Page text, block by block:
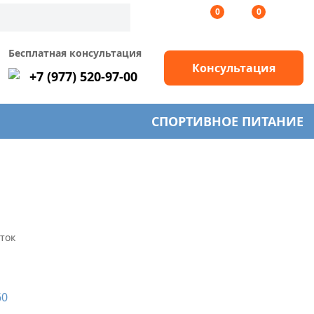
0 0
Бесплатная консультация
+7 (977) 520-97-00 Консультация
СПОРТИВНОЕ ПИТАНИЕ